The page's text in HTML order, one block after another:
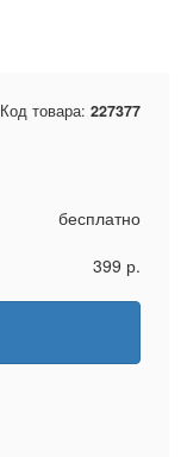
Код товара: 227377
бесплатно
399 р.